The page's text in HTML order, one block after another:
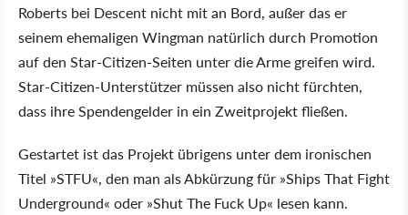
Roberts bei Descent nicht mit an Bord, außer das er
seinem ehemaligen Wingman natürlich durch Promotion
auf den Star-Citizen-Seiten unter die Arme greifen wird.
Star-Citizen-Unterstützer müssen also nicht fürchten,
dass ihre Spendengelder in ein Zweitprojekt fließen.
Gestartet ist das Projekt übrigens unter dem ironischen
Titel »STFU«, den man als Abkürzung für »Ships That Fight
Underground« oder »Shut The Fuck Up« lesen kann.